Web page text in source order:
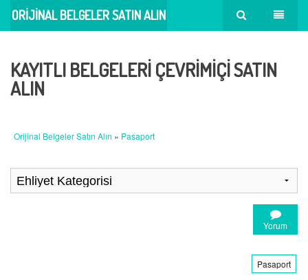
ORIJINAL BELGELER SATIN ALIN
KAYITLI BELGELERI ÇEVRIMIÇI SATIN
ALIN
Orijinal Belgeler Satın Alın » Pasaport
Yorum
Pasaport